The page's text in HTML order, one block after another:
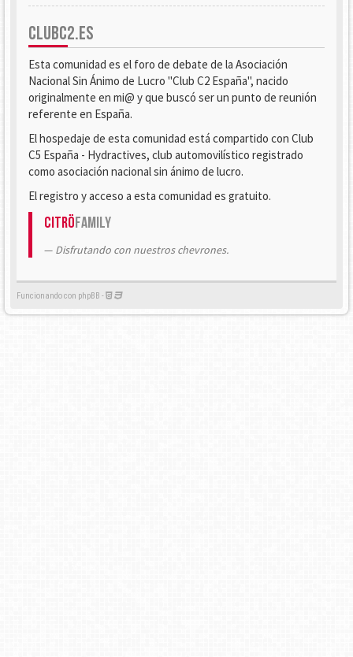
CLUBC2.ES
Esta comunidad es el foro de debate de la Asociación
Nacional Sin Ánimo de Lucro "Club C2 España", nacido
originalmente en mi@ y que buscó ser un punto de reunión
referente en España.
El hospedaje de esta comunidad está compartido con Club
C5 España - Hydractives, club automovilístico registrado
como asociación nacional sin ánimo de lucro.
El registro y acceso a esta comunidad es gratuito.
CitröFamily
Disfrutando con nuestros chevrones.
Funcionando con phpBB -